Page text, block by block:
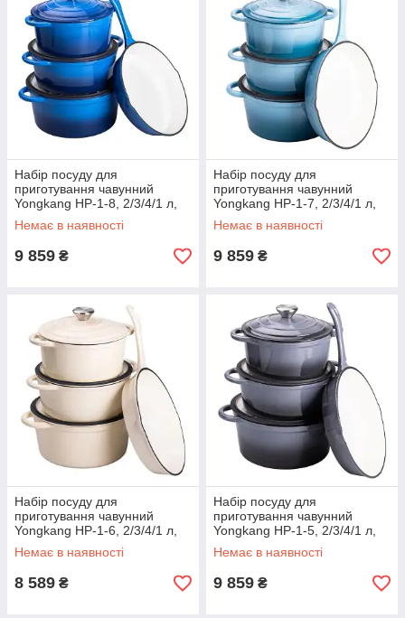
Набір посуду для
приготування чавунний
Yongkang HP-1-8, 2/3/4/1 л,
синій
Немає в наявності
9 859 ₴
Набір посуду для
приготування чавунний
Yongkang HP-1-7, 2/3/4/1 л,
блакитний
Немає в наявності
9 859 ₴
Набір посуду для
приготування чавунний
Yongkang HP-1-6, 2/3/4/1 л,
бежевий
Немає в наявності
8 589 ₴
Набір посуду для
приготування чавунний
Yongkang HP-1-5, 2/3/4/1 л,
сірий
Немає в наявності
9 859 ₴